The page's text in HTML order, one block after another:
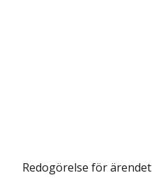
Redogörelse för ärendet